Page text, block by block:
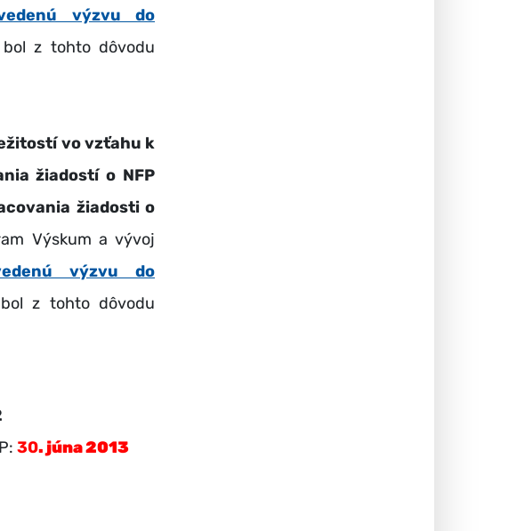
výzvu do
z tohto dôvodu
vo vzťahu k
žiadostí o NFP
žiadosti o
Výskum a vývoj
výzvu do
z tohto dôvodu
30. júna 2013